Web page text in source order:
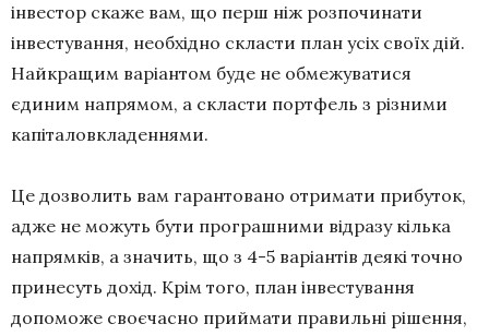
інвестор скаже вам, що перш ніж розпочинати
інвестування, необхідно скласти план усіх своїх дій.
Найкращим варіантом буде не обмежуватися
єдиним напрямом, а скласти портфель з різними
капіталовкладеннями.
Це дозволить вам гарантовано отримати прибуток,
адже не можуть бути програшними відразу кілька
напрямків, а значить, що з 4-5 варіантів деякі точно
принесуть дохід. Крім того, план інвестування
допоможе своєчасно приймати правильні рішення,